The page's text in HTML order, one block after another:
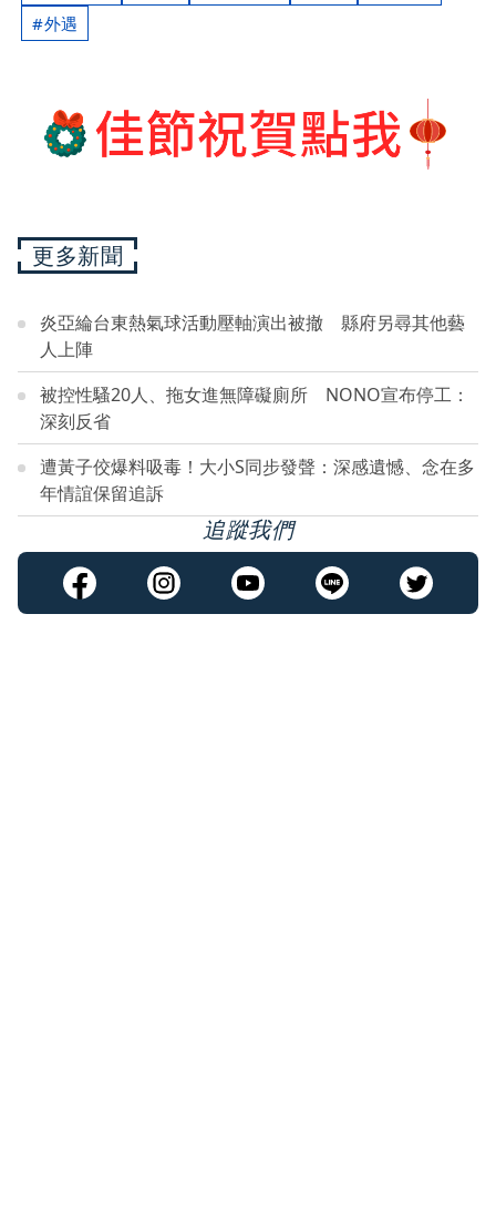
外遇
更多新聞
炎亞綸台東熱氣球活動壓軸演出被撤 縣府另尋其他藝
人上陣
被控性騷20人、拖女進無障礙廁所 NONO宣布停工：
深刻反省
遭黃子佼爆料吸毒！大小S同步發聲：深感遺憾、念在多
年情誼保留追訴
追蹤我們